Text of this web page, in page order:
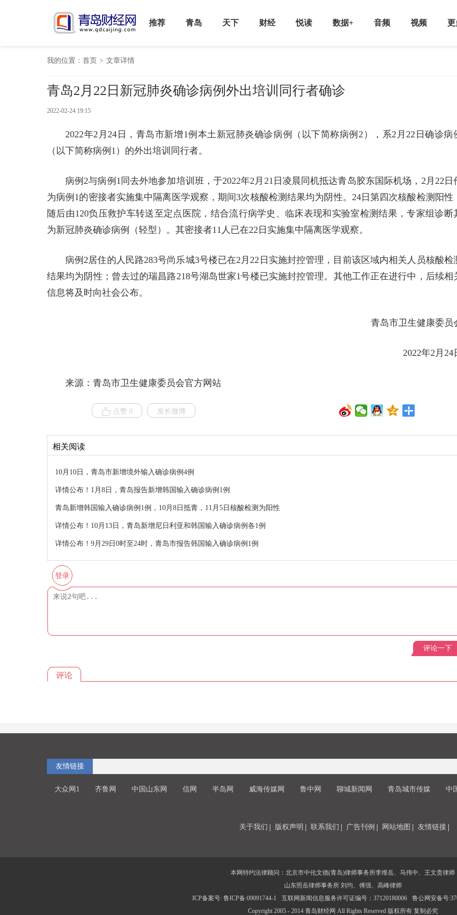
推荐 青岛 天下 财经 悦读 数据+ 音频 视频 更
我的位置： 首页 > 文章详情
青岛2月22日新冠肺炎确诊病例外出培训同行者确诊
2022-02-24 19:15
2022年2月24日，青岛市新增1例本土新冠肺炎确诊病例（以下简称病例2），系2月22日确诊病
（以下简称病例1）的外出培训同行者。
病例2与病例1同去外地参加培训班，于2022年2月21日凌晨同机抵达青岛胶东国际机场，2月22日
为病例1的密接者实施集中隔离医学观察，期间3次核酸检测结果均为阴性。24日第四次核酸检测阳性
随后由120负压救护车转送至定点医院，结合流行病学史、临床表现和实验室检测结果，专家组诊断
为新冠肺炎确诊病例（轻型）。其密接者11人已在22日实施集中隔离医学观察。
病例2居住的人民路283号尚乐城3号楼已在2月22日实施封控管理，目前该区域内相关人员核酸检
结果均为阴性；曾去过的瑞昌路218号湖岛世家1号楼已实施封控管理。其他工作正在进行中，后续相
信息将及时向社会公布。
青岛市卫生健康委员
2022年2月24
来源：青岛市卫生健康委员会官方网站
点赞 0 发长微博
相关阅读
10月10日，青岛市新增境外输入确诊病例4例
详情公布！1月8日，青岛报告新增韩国输入确诊病例1例
青岛新增韩国输入确诊病例1例，10月8日抵青，11月5日核酸检测为阳性
详情公布！10月13日，青岛新增尼日利亚和韩国输入确诊病例各1例
详情公布！9月29日0时至24时，青岛市报告韩国输入确诊病例1例
登录
评论一下
评论
友情链接
大众网1 齐鲁网 中国山东网 信网 半岛网 威海传媒网 鲁中网 聊城新闻网 青岛城市传媒 中
关于我们 版权声明 联系我们 广告刊例 网站地图 友情链接
本网特约法律顾问：北京市中伦文德(青岛)律师事务所李维岳、马伟中、王文贵律师
山东照岳律师事务所 刘均、傅强、高峰律师
ICP备案号: 鲁ICP备:09091744-1
互联网新闻信息服务许可证编号：37120180006
鲁公网安备号
Copyright 2005 - 2014 青岛财经网 All Rights Reserved 版权所有 复制必究